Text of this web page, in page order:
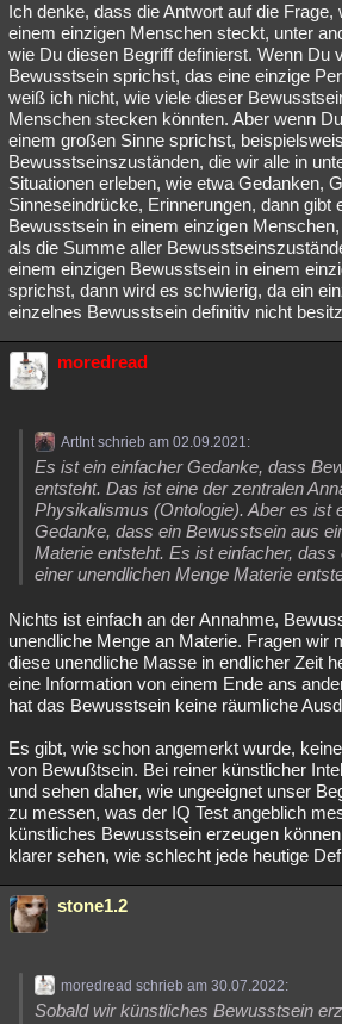
Ich denke, dass die Antwort auf die
einem einzigen Menschen steckt, unter
wie Du diesen Begriff definierst. Wenn Du
Bewusstsein sprichst, das eine einzige
weiß ich nicht, wie viele dieser
Menschen stecken könnten. Aber wenn
einem großen Sinne sprichst,
Bewusstseinszuständen, die wir alle in
Situationen erleben, wie etwa Gedanken,
Sinneseindrücke, Erinnerungen, dann gibt
Bewusstsein in einem einzigen
als die Summe aller
einem einzigen Bewusstsein in einem
sprichst, dann wird es schwierig, da ein
einzelnes Bewusstsein definitiv nicht
moredread
ArtInt schrieb am 02.09.2021:
Es ist ein einfacher Gedanke, dass
entsteht. Das ist eine der zentralen
Physikalismus (Ontologie). Aber es ist
Gedanke, dass ein Bewusstsein aus
Materie entsteht. Es ist einfacher,
einer unendlichen Menge Materie
Nichts ist einfach an der Annahme,
unendliche Menge an Materie. Fragen wir
diese unendliche Masse in endlicher Zeit
eine Information von einem Ende ans
hat das Bewusstsein keine räumliche
Es gibt, wie schon angemerkt wurde,
von Bewußtsein. Bei reiner künstlicher
und sehen daher, wie ungeeignet unser
zu messen, was der IQ Test angeblich
künstliches Bewusstsein erzeugen
klarer sehen, wie schlecht jede heutige
stone1.2
moredread schrieb am 30.07.2022:
Sobald wir künstliches Bewusstsein